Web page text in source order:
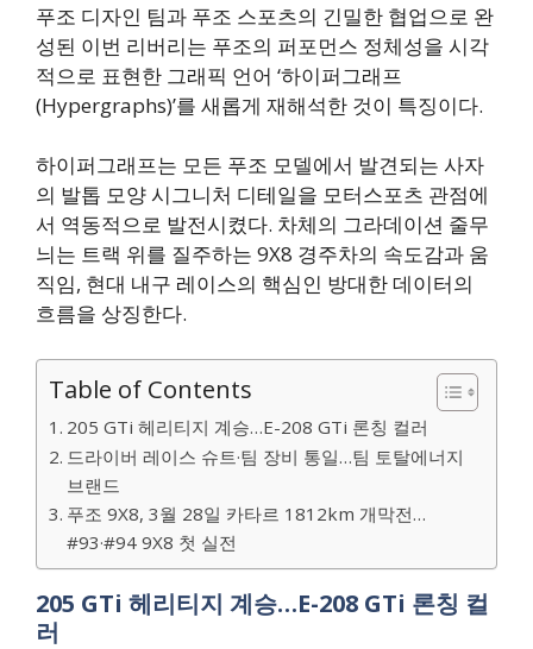
푸조 디자인 팀과 푸조 스포츠의 긴밀한 협업으로 완
성된 이번 리버리는 푸조의 퍼포먼스 정체성을 시각
적으로 표현한 그래픽 언어 ‘하이퍼그래프
(Hypergraphs)’를 새롭게 재해석한 것이 특징이다.
하이퍼그래프는 모든 푸조 모델에서 발견되는 사자
의 발톱 모양 시그니처 디테일을 모터스포츠 관점에
서 역동적으로 발전시켰다. 차체의 그라데이션 줄무
늬는 트랙 위를 질주하는 9X8 경주차의 속도감과 움
직임, 현대 내구 레이스의 핵심인 방대한 데이터의
흐름을 상징한다.
Table of Contents
205 GTi 헤리티지 계승…E-208 GTi 론칭 컬러
드라이버 레이스 슈트·팀 장비 통일…팀 토탈에너지
브랜드
푸조 9X8, 3월 28일 카타르 1812km 개막전…
#93·#94 9X8 첫 실전
205 GTi 헤리티지 계승…E-208 GTi 론칭 컬
러